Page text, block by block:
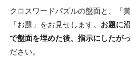
クロスワードパズルの盤面と、「
「お題」をお見せします。 お題に
で盤面を埋めた後、指示にしたが
ださい。